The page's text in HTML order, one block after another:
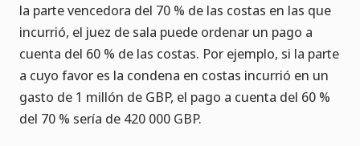
la parte vencedora del 70 % de las costas en las que
incurrió, el juez de sala puede ordenar un pago a
cuenta del 60 % de las costas. Por ejemplo, si la parte
a cuyo favor es la condena en costas incurrió en un
gasto de 1 millón de GBP, el pago a cuenta del 60 %
del 70 % sería de 420 000 GBP.